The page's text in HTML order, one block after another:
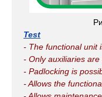
Test
- The functional unit
- Only auxiliaries are
- Padlocking is
- Allows the